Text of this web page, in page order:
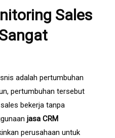
Sales
adalah pertumbuhan
pertumbuhan tersebut
bekerja tanpa
jasa CRM
perusahaan untuk